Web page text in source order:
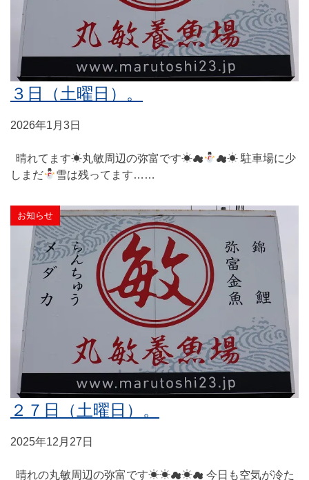
３日（土曜日）。
2026年1月3日
晴れてます☀丸敏周辺の弥富です☀☁
☁☀ 駐車場に少
しまだ
雪は残ってます……
お知らせ
２７日（土曜日）。
2025年12月27日
晴れの丸敏周辺の弥富です☀☀☁☀☁ 今日も空気が冷た